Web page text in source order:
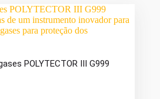
POLYTECTOR III G999